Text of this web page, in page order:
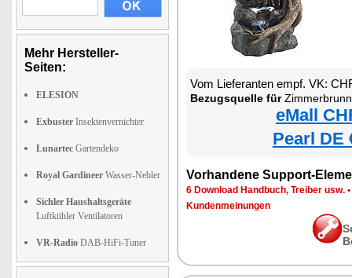
Mehr Hersteller-
Seiten:
ELESION
Exbuster Insektenvernichter
Lunartec Gartendeko
Royal Gardineer Wasser-Nebler
Sichler Haushaltsgeräte
Luftkühler Ventilatoren
VR-Radio DAB-HiFi-Tuner
Vom Lieferanten empf. VK:
Bezugsquelle für
eMall
Pearl DE
Vorhandene Support-
6 Download Handbuch, Treiber usw. •
Kundenmeinungen